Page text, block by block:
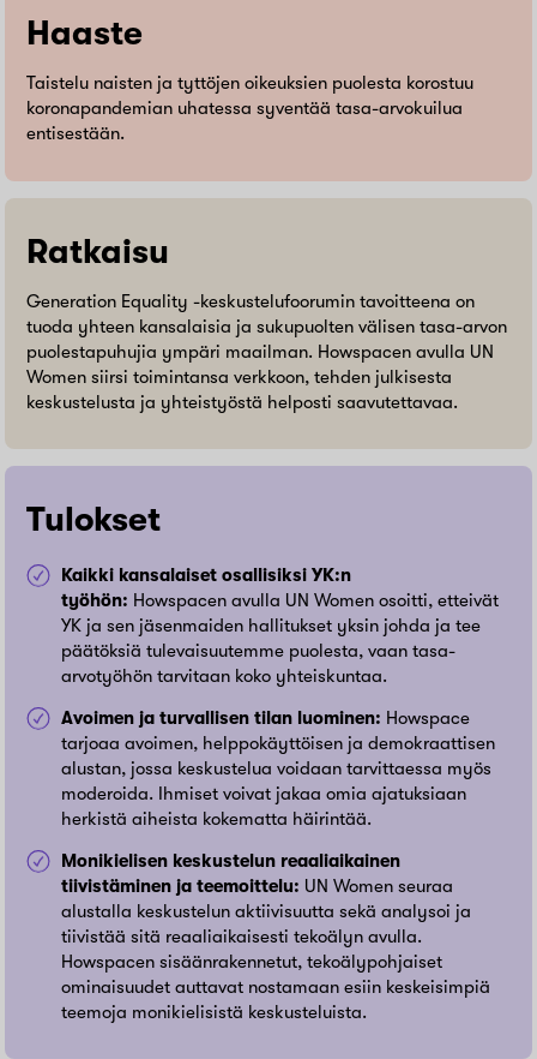
Haaste
Taistelu naisten ja tyttöjen oikeuksien puolesta korostuu
koronapandemian uhatessa syventää tasa-arvokuilua
entisestään.
Ratkaisu
Generation Equality -keskustelufoorumin tavoitteena on
tuoda yhteen kansalaisia ja sukupuolten välisen tasa-arvon
puolestapuhujia ympäri maailman. Howspacen avulla UN
Women siirsi toimintansa verkkoon, tehden julkisesta
keskustelusta ja yhteistyöstä helposti saavutettavaa.
Tulokset
Kaikki kansalaiset osallisiksi YK:n
työhön: Howspacen avulla UN Women osoitti, etteivät
YK ja sen jäsenmaiden hallitukset yksin johda ja tee
päätöksiä tulevaisuutemme puolesta, vaan tasa-
arvotyöhön tarvitaan koko yhteiskuntaa.
Avoimen ja turvallisen tilan luominen: Howspace
tarjoaa avoimen, helppokäyttöisen ja demokraattisen
alustan, jossa keskustelua voidaan tarvittaessa myös
moderoida. Ihmiset voivat jakaa omia ajatuksiaan
herkistä aiheista kokematta häirintää.
Monikielisen keskustelun reaaliaikainen
tiivistäminen ja teemoittelu: UN Women seuraa
alustalla keskustelun aktiivisuutta sekä analysoi ja
tiivistää sitä reaaliaikaisesti tekoälyn avulla.
Howspacen sisäänrakennetut, tekoälypohjaiset
ominaisuudet auttavat nostamaan esiin keskeisimpiä
teemoja monikielisistä keskusteluista.